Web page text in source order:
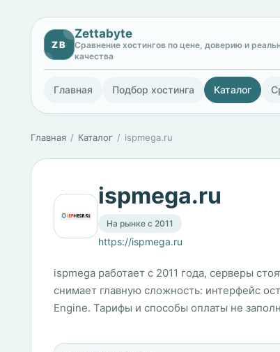
ZB
Zettabyte
Сравнение хостингов по цене, доверию и
качества
Главная Подбор хостинга Каталог
Главная Каталог ispmega.ru
ispmega.ru
На рынке с 2011
https://ispmega.ru
ispmega работает с 2011 года, серверы
снимает главную сложность: интерфейс
Engine. Тарифы и способы оплаты не